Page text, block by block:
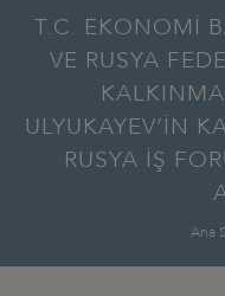
T.C. EKONOMİ
VE RUSYA
ULYUKAYEV’İN
RUSYA İŞ
Ana